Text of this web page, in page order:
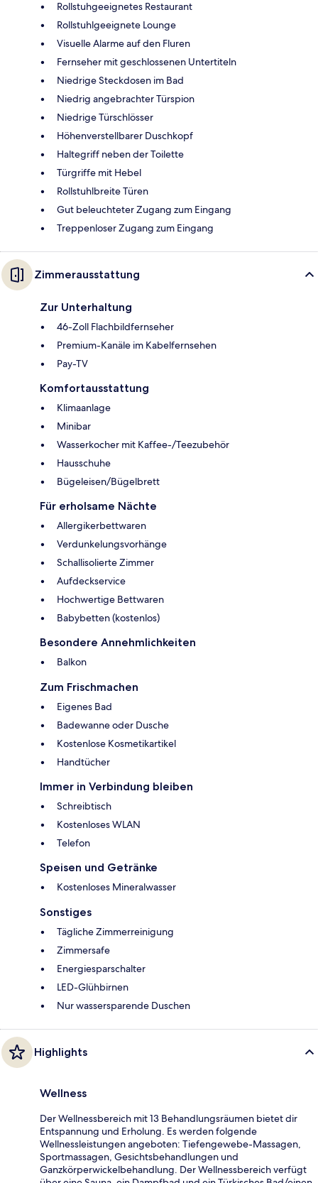
Rollstuhgeeignetes Restaurant
Rollstuhlgeeignete Lounge
Visuelle Alarme auf den Fluren
Fernseher mit geschlossenen Untertiteln
Niedrige Steckdosen im Bad
Niedrig angebrachter Türspion
Niedrige Türschlösser
Höhenverstellbarer Duschkopf
Haltegriff neben der Toilette
Türgriffe mit Hebel
Rollstuhlbreite Türen
Gut beleuchteter Zugang zum Eingang
Treppenloser Zugang zum Eingang
Zimmerausstattung
Zur Unterhaltung
46-Zoll Flachbildfernseher
Premium-Kanäle im Kabelfernsehen
Pay-TV
Komfortausstattung
Klimaanlage
Minibar
Wasserkocher mit Kaffee-/Teezubehör
Hausschuhe
Bügeleisen/Bügelbrett
Für erholsame Nächte
Allergikerbettwaren
Verdunkelungsvorhänge
Schallisolierte Zimmer
Aufdeckservice
Hochwertige Bettwaren
Babybetten (kostenlos)
Besondere Annehmlichkeiten
Balkon
Zum Frischmachen
Eigenes Bad
Badewanne oder Dusche
Kostenlose Kosmetikartikel
Handtücher
Immer in Verbindung bleiben
Schreibtisch
Kostenloses WLAN
Telefon
Speisen und Getränke
Kostenloses Mineralwasser
Sonstiges
Tägliche Zimmerreinigung
Zimmersafe
Energiesparschalter
LED-Glühbirnen
Nur wassersparende Duschen
Highlights
Wellness
Der Wellnessbereich mit 13 Behandlungsräumen bietet dir
Entspannung und Erholung. Es werden folgende
Wellnessleistungen angeboten: Tiefengewebe-Massagen,
Sportmassagen, Gesichtsbehandlungen und
Ganzkörperwickelbehandlung. Der Wellnessbereich verfügt